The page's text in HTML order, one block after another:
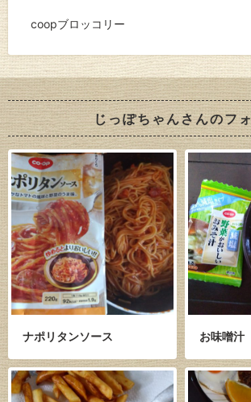
coopブロッコリー
じっぽちゃんさんのフ
ナポリタンソース お味噌汁